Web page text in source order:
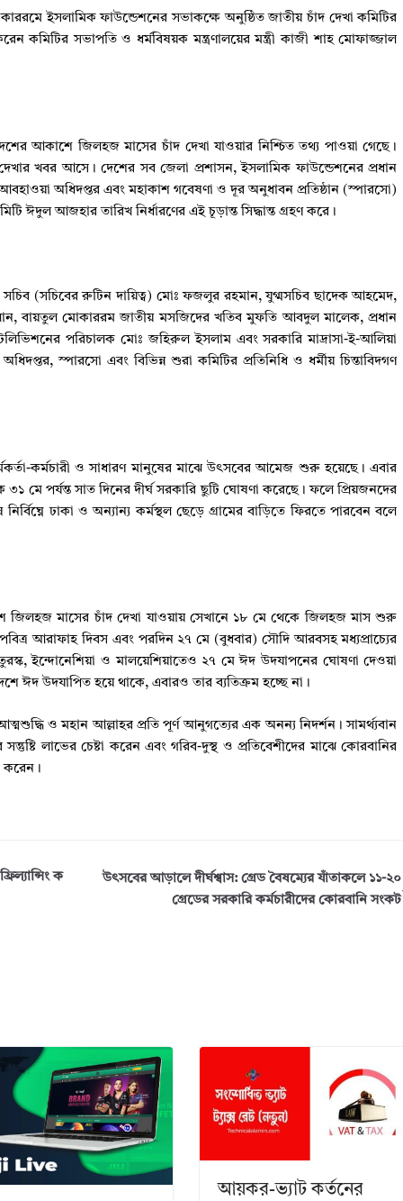
ইসলামিক ফাউন্ডেশনের সভাকক্ষে অনুষ্ঠিত জাতীয় চাঁদ দেখা কমিটির
কমিটির সভাপতি ও ধর্মবিষয়ক মন্ত্রণালয়ের মন্ত্রী কাজী শাহ মোফাজ্জাল
আকাশে জিলহজ মাসের চাঁদ দেখা যাওয়ার নিশ্চিত তথ্য পাওয়া গেছে।
খবর আসে। দেশের সব জেলা প্রশাসন, ইসলামিক ফাউন্ডেশনের প্রধান
অধিদপ্তর এবং মহাকাশ গবেষণা ও দূর অনুধাবন প্রতিষ্ঠান (স্পারসো)
ঈদুল আজহার তারিখ নির্ধারণের এই চূড়ান্ত সিদ্ধান্ত গ্রহণ করে।
সচিব (সচিবের রুটিন দায়িত্ব) মোঃ ফজলুর রহমান, যুগ্মসচিব ছাদেক আহমেদ,
বায়তুল মোকাররম জাতীয় মসজিদের খতিব মুফতি আবদুল মালেক, প্রধান
পরিচালক মোঃ জহিরুল ইসলাম এবং সরকারি মাদ্রাসা-ই-আলিয়া
স্পারসো এবং বিভিন্ন শুরা কমিটির প্রতিনিধি ও ধর্মীয় চিন্তাবিদগণ
কর্মচারী ও সাধারণ মানুষের মাঝে উৎসবের আমেজ শুরু হয়েছে। এবার
মে পর্যন্ত সাত দিনের দীর্ঘ সরকারি ছুটি ঘোষণা করেছে। ফলে প্রিয়জনদের
ঢাকা ও অন্যান্য কর্মস্থল ছেড়ে গ্রামের বাড়িতে ফিরতে পারবেন বলে
মাসের চাঁদ দেখা যাওয়ায় সেখানে ১৮ মে থেকে জিলহজ মাস শুরু
আরাফাহ দিবস এবং পরদিন ২৭ মে (বুধবার) সৌদি আরবসহ মধ্যপ্রাচ্যের
ইন্দোনেশিয়া ও মালয়েশিয়াতেও ২৭ মে ঈদ উদযাপনের ঘোষণা দেওয়া
ঈদ উদযাপিত হয়ে থাকে, এবারও তার ব্যতিক্রম হচ্ছে না।
ও মহান আল্লাহর প্রতি পূর্ণ আনুগত্যের এক অনন্য নিদর্শন। সামর্থ্যবান
লাভের চেষ্টা করেন এবং গরিব-দুস্থ ও প্রতিবেশীদের মাঝে কোরবানির
করেন।
ক
উৎসবের আড়ালে দীর্ঘশ্বাস: গ্রেড বৈষম্যের যাঁতাকলে ১১-২০
গ্রেডের সরকারি কর্মচারীদের কোরবানি সংকট
আয়কর-ভ্যাট কর্তনের